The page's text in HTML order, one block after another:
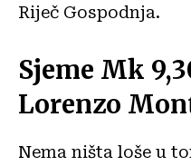
Riječ Gospodnja.
Sjeme Mk
Lorenzo
Nema ništa loše u